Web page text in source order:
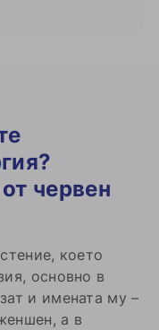
червен
което
основно в
и имената му –
а в